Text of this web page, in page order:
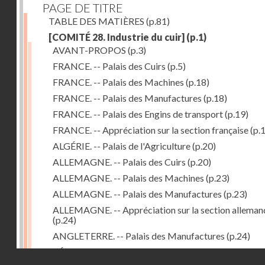
PAGE DE TITRE
TABLE DES MATIÈRES (p.81)
[COMITÉ 28. Industrie du cuir] (p.1)
AVANT-PROPOS (p.3)
FRANCE. -- Palais des Cuirs (p.5)
FRANCE. -- Palais des Machines (p.18)
FRANCE. -- Palais des Manufactures (p.18)
FRANCE. -- Palais des Engins de transport(p.19)
FRANCE. -- Appréciation sur la section française
ALGÉRIE. -- Palais de l'Agriculture(p.20)
ALLEMAGNE. -- Palais des Cuirs (p.20)
ALLEMAGNE. -- Palais des Machines (p.23)
ALLEMAGNE. -- Palais des Manufactures (p.23)
ALLEMAGNE. -- Appréciation sur la section
(p.24)
ANGLETERRE. -- Palais des Manufactures (p.24)
RÉPUBLIQUE ARGENTINE. -- Palais de